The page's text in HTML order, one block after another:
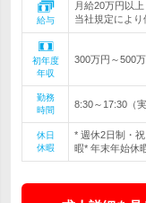
給与
月給20万円以
当社規定によ
初年度
年収
300万円～500
勤務
時間
8:30～17:30（
休日
休暇
* 週休2日制・
暇* 年末年始休